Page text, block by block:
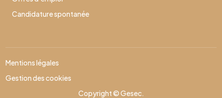
Candidature spontanée
Copyright © Gesec.
Mentions légales
Gestion des cookies